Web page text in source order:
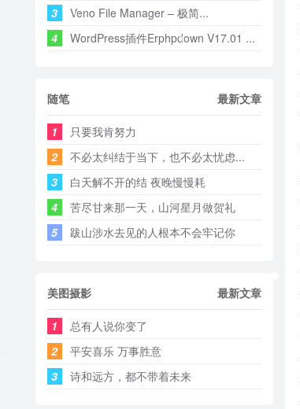
3
Veno File Manager – 极简...
4
WordPress插件Erphpdown V17.01 ...
随笔 最新文章
1
只要我肯努力
2
不必太纠结于当下，也不必太忧虑...
3
白天解不开的结 夜晚慢慢耗 ​​​
4
苦尽甘来那一天，山河星月做贺礼
5
跋山涉水去见的人根本不会牢记你
美图摄影 最新文章
1
总有人说你变了
2
平安喜乐 万事胜意
3
诗和远方，都不带着未来